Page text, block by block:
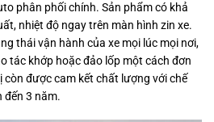
phân phối chính. Sản phẩm có khả
nhiệt độ ngay trên màn hình zin xe.
thái vận hành của xe mọi lúc mọi nơi,
tác khớp hoặc đảo lốp một cách đơn
còn được cam kết chất lượng với chế
đến 3 năm.